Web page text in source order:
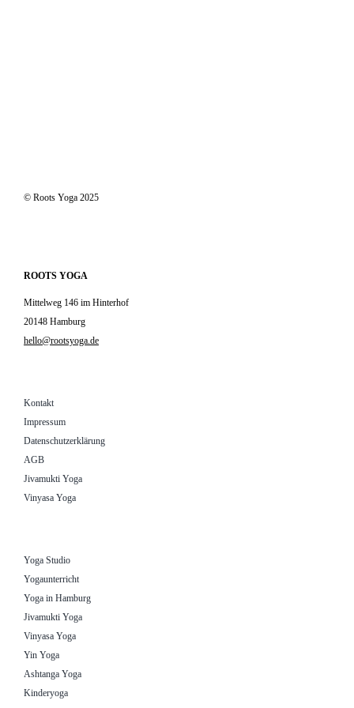
© Roots Yoga 2025
ROOTS YOGA
Mittelweg 146 im Hinterhof
20148 Hamburg
hello@rootsyoga.de
Kontakt
Impressum
Datenschutzerklärung
AGB
Jivamukti Yoga
Vinyasa Yoga
Yoga Studio
Yogaunterricht
Yoga in Hamburg
Jivamukti Yoga
Vinyasa Yoga
Yin Yoga
Ashtanga Yoga
Kinderyoga